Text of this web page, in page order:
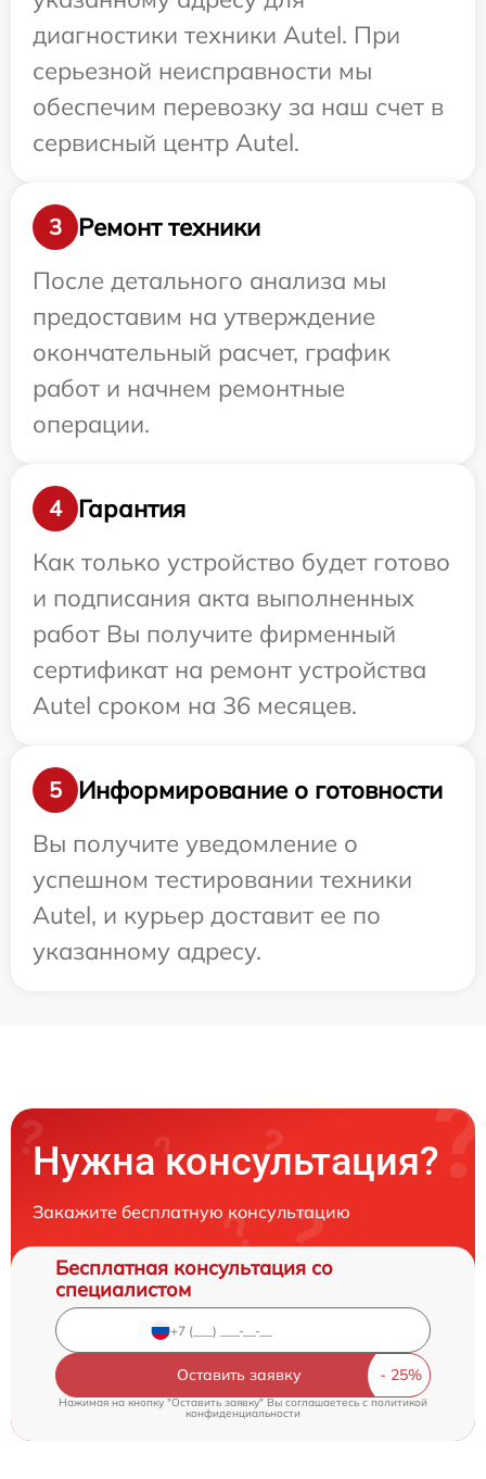
диагностики техники Autel. При
серьезной неисправности мы
обеспечим перевозку за наш счет в
сервисный центр Autel.
3
Ремонт техники
После детального анализа мы
предоставим на утверждение
окончательный расчет, график
работ и начнем ремонтные
операции.
4
Гарантия
Как только устройство будет готово
и подписания акта выполненных
работ Вы получите фирменный
сертификат на ремонт устройства
Autel сроком на 36 месяцев.
5
Информирование о готовности
Вы получите уведомление о
успешном тестировании техники
Autel, и курьер доставит ее по
указанному адресу.
Нужна консультация?
Закажите бесплатную консультацию
Бесплатная консультация со
специалистом
Оставить заявку
Нажимая на кнопку "Оставить заявку" Вы соглашаетесь c политикой
конфиденциальности